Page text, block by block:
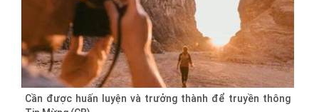
Cần được huấn luyện và trưởng thành để truyền thông